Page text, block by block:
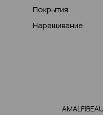
Покрытия
Наращивание